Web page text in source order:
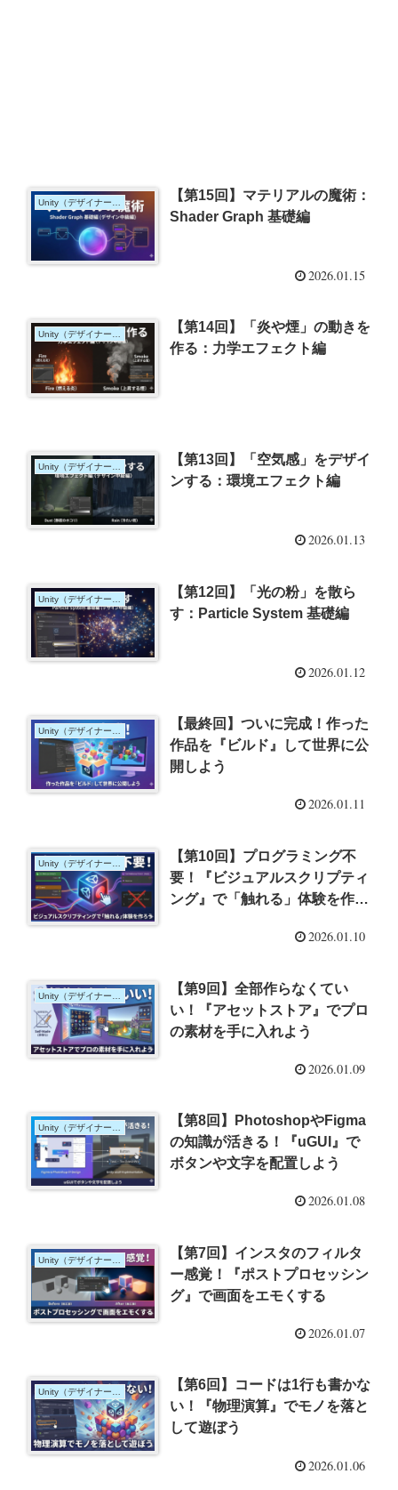
【第15回】マテリアルの魔術：
Shader Graph 基礎編
2026.01.15
Unity（デザイナー向け）
【第14回】「炎や煙」の動きを
作る：力学エフェクト編
【第13回】「空気感」をデザイ
ンする：環境エフェクト編
2026.01.13
【第12回】「光の粉」を散ら
す：Particle System 基礎編
2026.01.12
Unity（デザイナー向け）
【最終回】ついに完成！作った
作品を『ビルド』して世界に公
開しよう
2026.01.11
【第10回】プログラミング不
要！『ビジュアルスクリプティ
ング』で「触れる」体験を作ろ
2026.01.10
【第9回】全部作らなくてい
い！『アセットストア』でプロ
の素材を手に入れよう
2026.01.09
【第8回】PhotoshopやFigma
の知識が活きる！『uGUI』で
ボタンや文字を配置しよう
2026.01.08
【第7回】インスタのフィルタ
ー感覚！『ポストプロセッシン
グ』で画面をエモくする
2026.01.07
Unity（デザイナー向け）
【第6回】コードは1行も書かな
い！『物理演算』でモノを落と
して遊ぼう
2026.01.06